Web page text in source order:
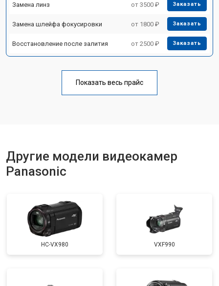
Замена линз от 3500 ₽ Заказать
Замена шлейфа фокусировки от 1800 ₽ Заказать
Восстановление после залития от 2500 ₽ Заказать
Показать весь прайс
Другие модели видеокамер
Panasonic
HC-VX980 VXF990